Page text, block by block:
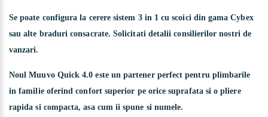
Se poate configura la cerere sistem 3 in 1 cu scoici din gama Cybex
sau alte braduri consacrate. Solicitati detalii consilierilor nostri de
vanzari.
Noul Muuvo Quick 4.0 este un partener perfect pentru plimbarile
in familie oferind confort superior pe orice suprafata si o pliere
rapida si compacta, asa cum ii spune si numele.